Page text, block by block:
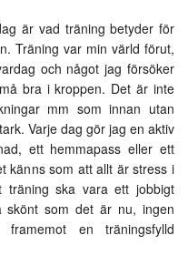
är vad träning betyder för
Träning var min värld förut,
och något jag försöker
bra i kroppen. Det är inte
mm som innan utan
Varje dag gör jag en aktiv
ett hemmapass eller ett
känns som att allt är stress i
träning ska vara ett jobbigt
skönt som det är nu, ingen
framemot en träningsfylld